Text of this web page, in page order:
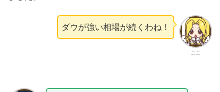
ここ
ダウが強い相場が続くわね！